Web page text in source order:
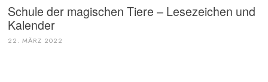
Schule der magischen Tiere – Lesezeichen und
Kalender
22. MÄRZ 2022